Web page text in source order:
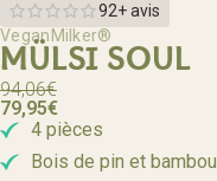
92+ avis
VeganMilker®
MÜLSI SOUL
94,06€
79,95€
4 pièces
Bois de pin et bambou